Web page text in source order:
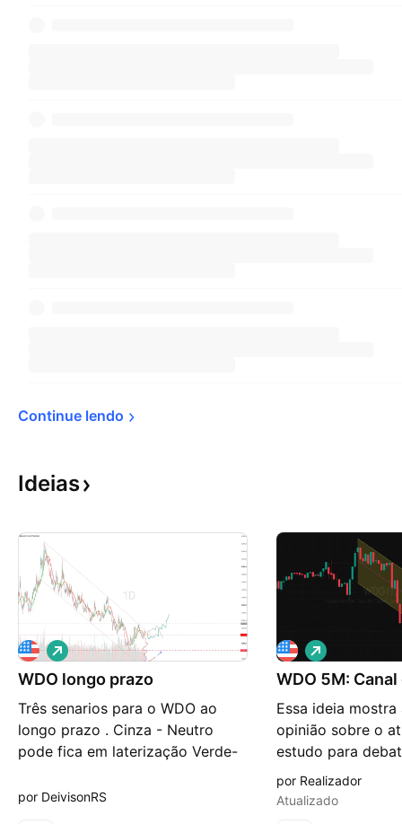
Continue lendo
Ideias
WDO longo prazo
Três senarios para o WDO ao
longo prazo . Cinza - Neutro
pode fica em laterização Verde-
do canal de ormuz Vermelho-
V
i
é
d
a
l
por DeivisonRS
WDO 5M: Canal
Essa ideia mostra
opinião sobre o
estudo para
ser usado como
opere quando o
V
i
é
d
e
a
l
a
por Realizador
Atualizado